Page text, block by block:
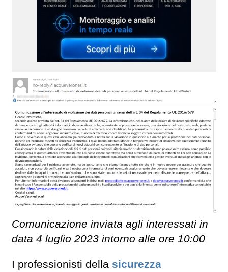
Comunicazione inviata agli interessati in
data 4 luglio 2023 intorno alle ore 10:00
I professionisti della sicurezza